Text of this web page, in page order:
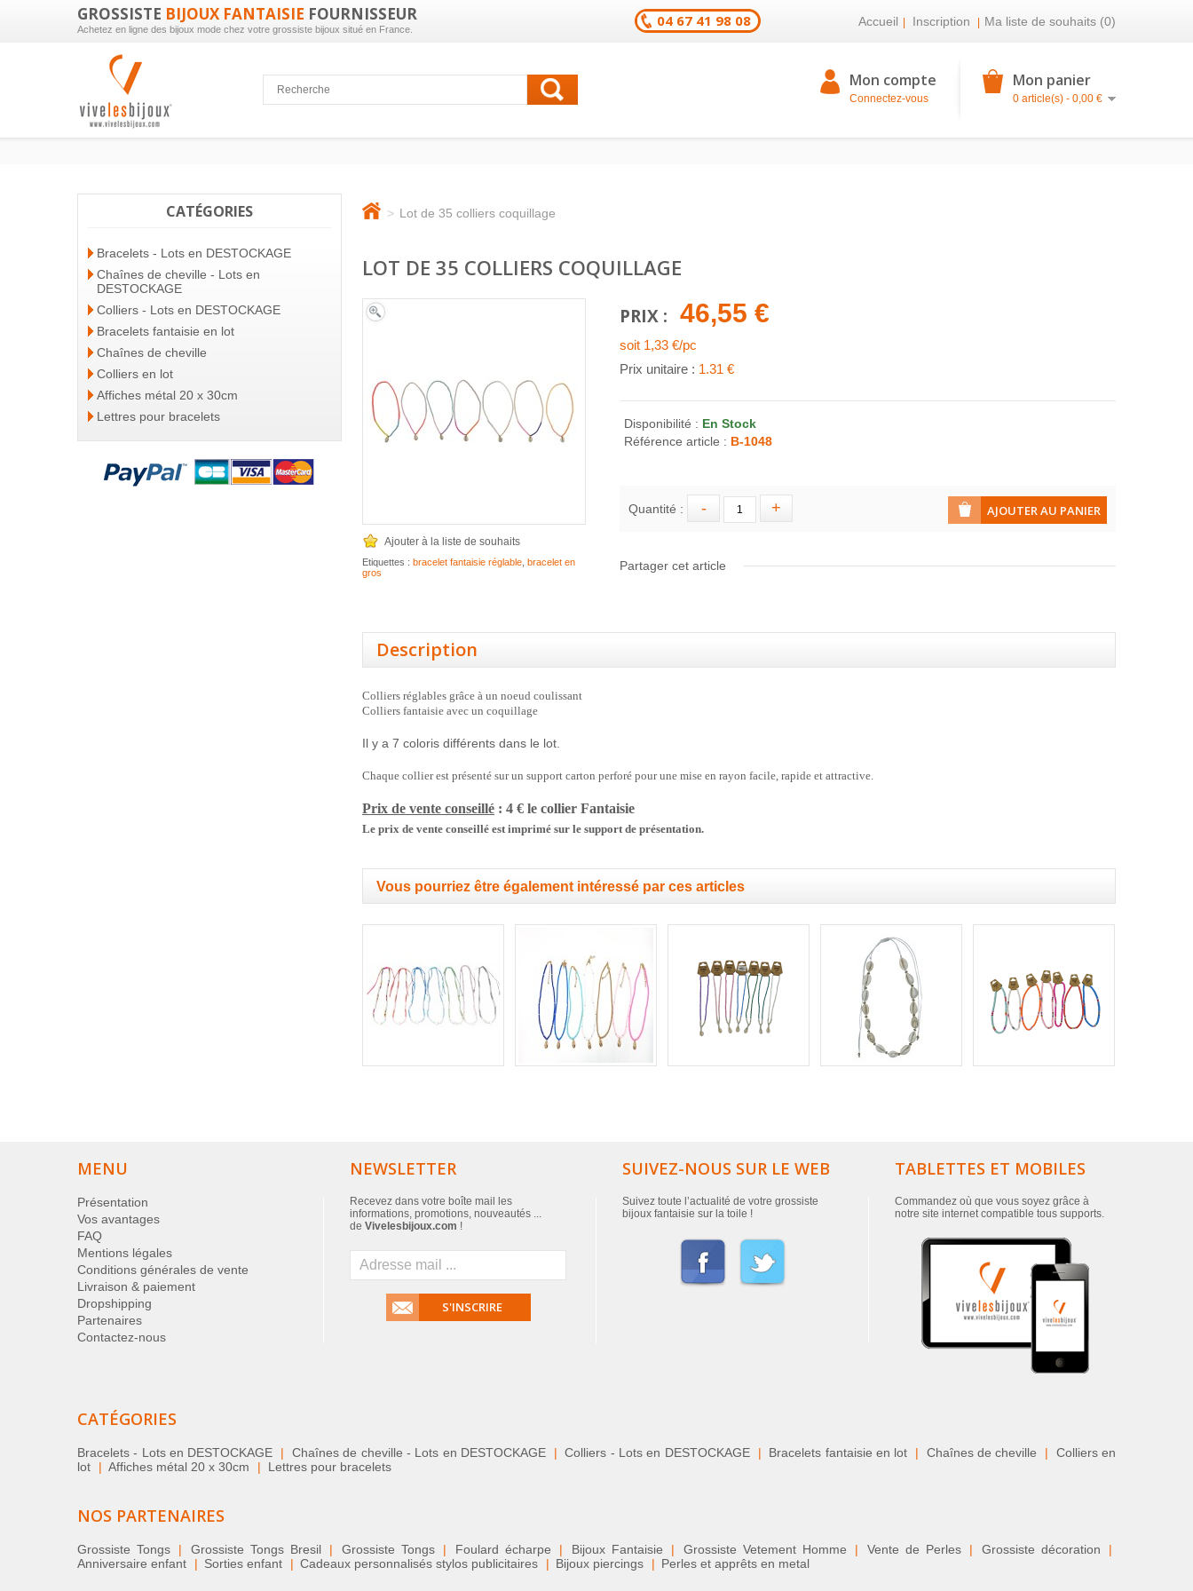
GROSSISTE BIJOUX FANTAISIE FOURNISSEUR
Achetez en ligne des bijoux mode chez votre grossiste bijoux situé en France. 04 67 41 98 08 Accueil Inscription Ma liste de souhaits (0)
Mon compte
Connectez-vous
Mon panier
0 article(s) - 0,00 €
CATÉGORIES
Bracelets - Lots en DESTOCKAGE
Chaînes de cheville - Lots en
DESTOCKAGE
Colliers - Lots en DESTOCKAGE
Bracelets fantaisie en lot
Chaînes de cheville
Colliers en lot
Affiches métal 20 x 30cm
Lettres pour bracelets
> Lot de 35 colliers coquillage
LOT DE 35 COLLIERS COQUILLAGE
Ajouter à la liste de souhaits
Etiquettes : bracelet fantaisie réglable bracelet en
gros
PRIX : 46,55 €
soit 1,33 €/pc
Prix unitaire : 1.31 €
Disponibilité : En Stock
Référence article : B-1048
Quantité :
Partager cet article
Description
Colliers réglables grâce à un noeud coulissant
Colliers fantaisie avec un coquillage
Il y a 7 coloris différents dans le lot.
Chaque collier est présenté sur un support carton perforé pour une mise en rayon facile, rapide et attractive.
Prix de vente conseillé : 4 € le collier Fantaisie
Le prix de vente conseillé est imprimé sur le support de présentation.
Vous pourriez être également intéressé par ces articles
MENU
Présentation
Vos avantages
FAQ
Mentions légales
Conditions générales de vente
Livraison & paiement
Dropshipping
Partenaires
Contactez-nous
NEWSLETTER
Recevez dans votre boîte mail les
informations, promotions, nouveautés ...
de Vivelesbijoux.com !
S'INSCRIRE
SUIVEZ-NOUS SUR LE WEB
Suivez toute l’actualité de votre grossiste
bijoux fantaisie sur la toile !
TABLETTES ET MOBILES
Commandez où que vous soyez grâce à
notre site internet compatible tous supports.
CATÉGORIES
Bracelets - Lots en DESTOCKAGE | Chaînes de cheville - Lots en DESTOCKAGE | Colliers - Lots en DESTOCKAGE | Bracelets fantaisie en lot | Chaînes de cheville |
Colliers en
lot
| Affiches métal 20 x 30cm | Lettres pour bracelets
NOS PARTENAIRES
Grossiste Tongs | Grossiste Tongs Bresil | Grossiste Tongs | Foulard écharpe | Bijoux Fantaisie | Grossiste Vetement Homme | Vente de Perles | Grossiste décoration
|
Anniversaire enfant
| Sorties enfant | Cadeaux personnalisés stylos publicitaires | Bijoux piercings | Perles et apprêts en metal